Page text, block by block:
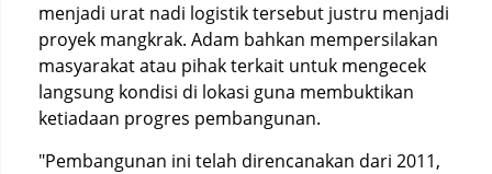
menjadi urat nadi logistik tersebut justru menjadi
proyek mangkrak. Adam bahkan mempersilakan
masyarakat atau pihak terkait untuk mengecek
langsung kondisi di lokasi guna membuktikan
ketiadaan progres pembangunan.
"Pembangunan ini telah direncanakan dari 2011,